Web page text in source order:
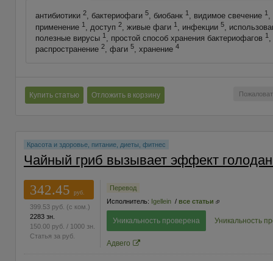
антибиотики 2, бактериофаги 5, биобанк 1, видимое свечение 1,
применение 1, доступ 2, живые фаги 1, инфекции 5,
полезные вирусы 1, простой способ хранения бактериофагов 1,
распространение 2, фаги 5, хранение 4
Купить статью Отложить в корзину
Красота и здоровье, питание, диеты, фитнес
Чайный гриб вызывает эффект
342.45
руб.
399.53 руб. (с ком.)
2283 зн.
150.00 руб. / 1000 зн.
Статья за руб.
Перевод
Исполнитель: Igellein / все статьи
Уникальность проверена Уникальность
Адвего